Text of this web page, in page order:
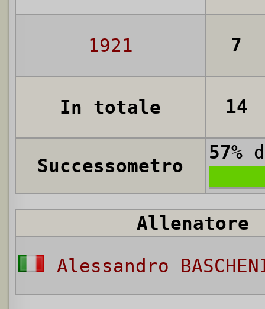
1921 7
In totale 14
Successometro
57%
Allenatore
Alessandro